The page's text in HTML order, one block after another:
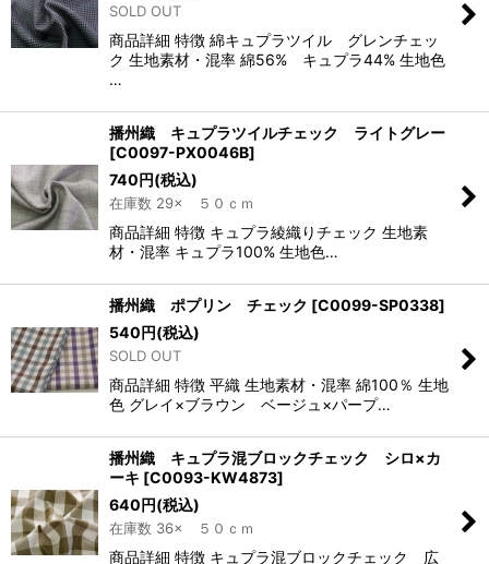
SOLD OUT
商品詳細 特徴 綿キュプラツイル グレンチェッ
ク 生地素材・混率 綿56% キュプラ44% 生地色
…
播州織 キュプラツイルチェック ライトグレー
[C0097-PX0046B]
740円(税込)
在庫数 29× ５０ｃｍ
商品詳細 特徴 キュプラ綾織りチェック 生地素
材・混率 キュプラ100% 生地色…
播州織 ポプリン チェック [C0099-SP0338]
540円(税込)
SOLD OUT
商品詳細 特徴 平織 生地素材・混率 綿100％ 生地
色 グレイ×ブラウン ベージュ×パープ…
播州織 キュプラ混ブロックチェック シロ×カ
ーキ [C0093-KW4873]
640円(税込)
在庫数 36× ５０ｃｍ
商品詳細 特徴 キュプラ混ブロックチェック 広